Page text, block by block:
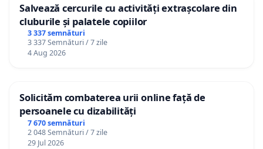
Salvează cercurile cu activități extrașcolare din
cluburile și palatele copiilor
3 337 semnături
3 337 Semnături / 7 zile
4 Aug 2026
Solicităm combaterea urii online față de
persoanele cu dizabilități
7 670 semnături
2 048 Semnături / 7 zile
29 Jul 2026